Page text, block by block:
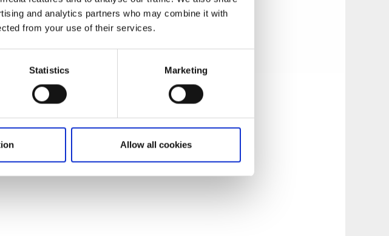
and analytics partners who may combine it with
from your use of their services.
Statistics Marketing
Allow all cookies